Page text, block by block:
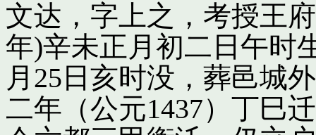
文达，字上之，考授王
年)辛未正月初二日午时
月25日亥时没，葬邑城
二年（公元1437）丁巳